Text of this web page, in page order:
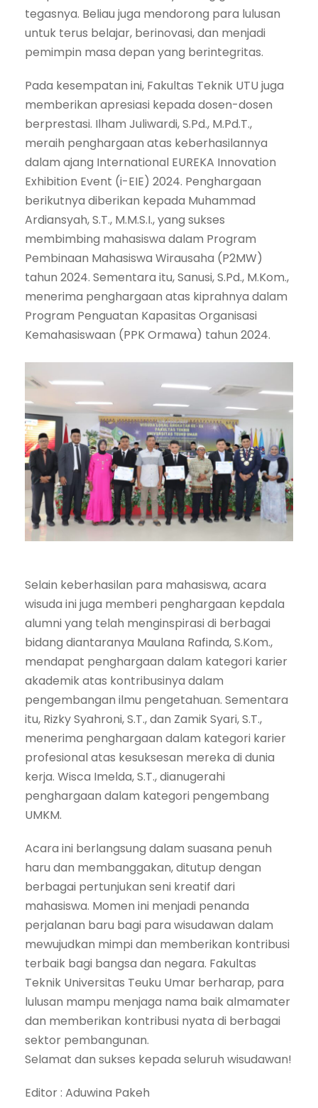
tegasnya. Beliau juga mendorong para lulusan
untuk terus belajar, berinovasi, dan menjadi
pemimpin masa depan yang berintegritas.
Pada kesempatan ini, Fakultas Teknik UTU juga
memberikan apresiasi kepada dosen-dosen
berprestasi. Ilham Juliwardi, S.Pd., M.Pd.T.,
meraih penghargaan atas keberhasilannya
dalam ajang International EUREKA Innovation
Exhibition Event (i-EIE) 2024. Penghargaan
berikutnya diberikan kepada Muhammad
Ardiansyah, S.T., M.M.S.I., yang sukses
membimbing mahasiswa dalam Program
Pembinaan Mahasiswa Wirausaha (P2MW)
tahun 2024. Sementara itu, Sanusi, S.Pd., M.Kom.,
menerima penghargaan atas kiprahnya dalam
Program Penguatan Kapasitas Organisasi
Kemahasiswaan (PPK Ormawa) tahun 2024.
Selain keberhasilan para mahasiswa, acara
wisuda ini juga memberi penghargaan kepdala
alumni yang telah menginspirasi di berbagai
bidang diantaranya Maulana Rafinda, S.Kom.,
mendapat penghargaan dalam kategori karier
akademik atas kontribusinya dalam
pengembangan ilmu pengetahuan. Sementara
itu, Rizky Syahroni, S.T., dan Zamik Syari, S.T.,
menerima penghargaan dalam kategori karier
profesional atas kesuksesan mereka di dunia
kerja. Wisca Imelda, S.T., dianugerahi
penghargaan dalam kategori pengembang
UMKM.
Acara ini berlangsung dalam suasana penuh
haru dan membanggakan, ditutup dengan
berbagai pertunjukan seni kreatif dari
mahasiswa. Momen ini menjadi penanda
perjalanan baru bagi para wisudawan dalam
mewujudkan mimpi dan memberikan kontribusi
terbaik bagi bangsa dan negara. Fakultas
Teknik Universitas Teuku Umar berharap, para
lulusan mampu menjaga nama baik almamater
dan memberikan kontribusi nyata di berbagai
sektor pembangunan.
Selamat dan sukses kepada seluruh wisudawan!
Editor : Aduwina Pakeh